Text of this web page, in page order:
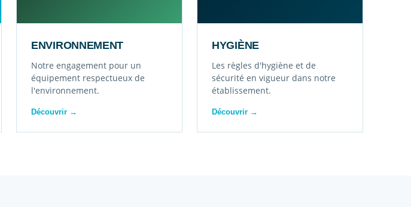
ENVIRONNEMENT
Notre engagement pour un
équipement respectueux de
l'environnement.
Découvrir →
HYGIÈNE
Les règles d'hygiène et de
sécurité en vigueur dans notre
établissement.
Découvrir →